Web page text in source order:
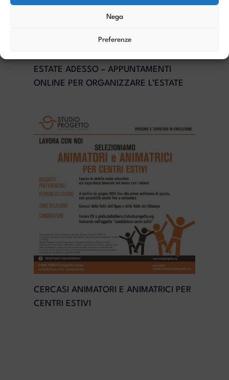
Nega
Preferenze
ESTATE ADESSO – APPUNTAMENTI
ONLINE PER ORGANIZZARE L’ESTATE
CERCASI ANIMATORI E ANIMATRICI PER
CENTRI ESTIVI